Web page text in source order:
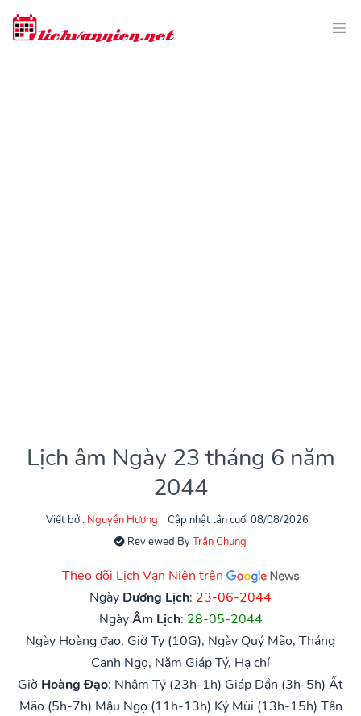
Lịch âm Ngày 23 tháng 6 năm
2044
Viết bởi: Nguyễn Hương
Cập nhật lần cuối 08/08/2026
Reviewed ByTrần Chung
Theo dõi Lịch Vạn Niên trên
Ngày Dương Lịch: 23-06-2044
NgàyÂm Lịch: 28-05-2044
Ngày Hoàng đạo, Giờ Tỵ (10G), Ngày Quý Mão, Tháng
Canh Ngọ, Năm Giáp Tý, Hạ chí
Giờ Hoàng Đạo: Nhâm Tý (23h-1h) Giáp Dần (3h-5h) Ất
Mão (5h-7h) Mậu Ngọ (11h-13h) Kỷ Mùi (13h-15h) Tân